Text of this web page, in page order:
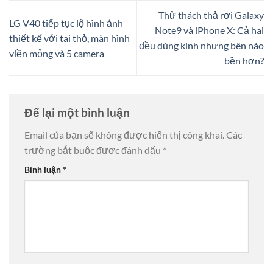
LG V40 tiếp tục lộ hình ảnh
thiết kế với tai thỏ, màn hình
viền mỏng và 5 camera
Thử thách thả rơi Galaxy
Note9 và iPhone X: Cả hai
đều dùng kính nhưng bên nào
bền hơn?
Để lại một bình luận
Email của bạn sẽ không được hiển thị công khai.Các
trường bắt buộc được đánh dấu *
Bình luận*